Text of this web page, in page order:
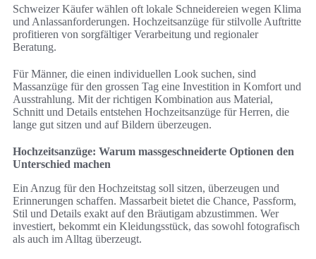
Schweizer Käufer wählen oft lokale Schneidereien wegen Klima
und Anlassanforderungen. Hochzeitsanzüge für stilvolle Auftritte
profitieren von sorgfältiger Verarbeitung und regionaler
Beratung.
Für Männer, die einen individuellen Look suchen, sind
Massanzüge für den grossen Tag eine Investition in Komfort und
Ausstrahlung. Mit der richtigen Kombination aus Material,
Schnitt und Details entstehen Hochzeitsanzüge für Herren, die
lange gut sitzen und auf Bildern überzeugen.
Hochzeitsanzüge: Warum massgeschneiderte Optionen den
Unterschied machen
Ein Anzug für den Hochzeitstag soll sitzen, überzeugen und
Erinnerungen schaffen. Massarbeit bietet die Chance, Passform,
Stil und Details exakt auf den Bräutigam abzustimmen. Wer
investiert, bekommt ein Kleidungsstück, das sowohl fotografisch
als auch im Alltag überzeugt.